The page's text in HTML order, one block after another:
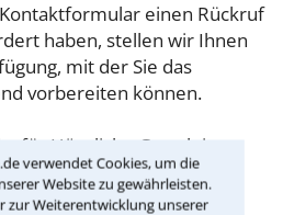
verwendet Cookies, um die
Website zu gewährleisten.
zur Weiterentwicklung unserer
einen Rückruf
haben, stellen wir Ihnen
mit der Sie das
vorbereiten können.
für Häusliche Gewalt in
als gedacht!